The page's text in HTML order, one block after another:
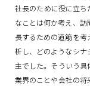
社長のために役に立ち
なことは何か考え、
長するための道筋を考
析し、どのようなシ
主でした。そういう具
業界のことや会社の将